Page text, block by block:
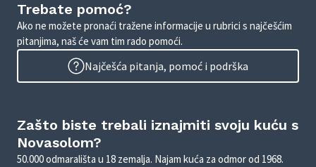
Trebate pomoć?
Ako ne možete pronaći tražene informacije u rubrici s najčešćim
pitanjima, naš će vam tim rado pomoći.
Najčešća pitanja, pomoć i podrška
Zašto biste trebali iznajmiti svoju kuću s
Novasolom?
50.000 odmarališta u 18 zemalja. Najam kuća za odmor od 1968.